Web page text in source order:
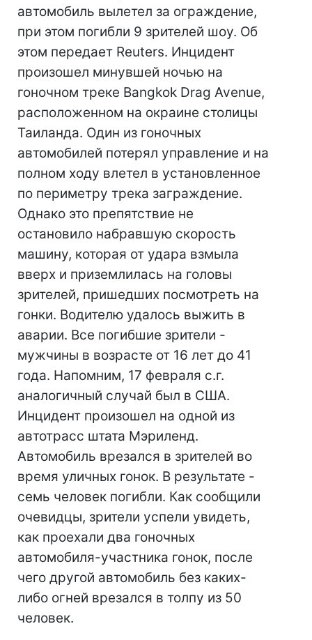
автомобиль вылетел за ограждение,
при этом погибли 9 зрителей шоу. Об
этом передает Reuters. Инцидент
произошел минувшей ночью на
гоночном треке Bangkok Drag Avenue,
расположенном на окраине столицы
Таиланда. Один из гоночных
автомобилей потерял управление и на
полном ходу влетел в установленное
по периметру трека заграждение.
Однако это препятствие не
остановило набравшую скорость
машину, которая от удара взмыла
вверх и приземлилась на головы
зрителей, пришедших посмотреть на
гонки. Водителю удалось выжить в
аварии. Все погибшие зрители -
мужчины в возрасте от 16 лет до 41
года. Напомним, 17 февраля с.г.
аналогичный случай был в США.
Инцидент произошел на одной из
автотрасс штата Мэриленд.
Автомобиль врезался в зрителей во
время уличных гонок. В результате -
семь человек погибли. Как сообщили
очевидцы, зрители успели увидеть,
как проехали два гоночных
автомобиля-участника гонок, после
чего другой автомобиль без каких-
либо огней врезался в толпу из 50
человек.